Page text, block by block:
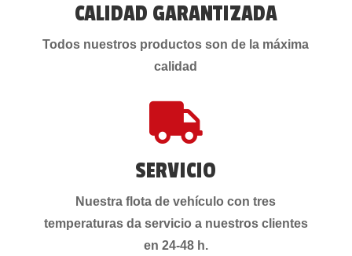
CALIDAD GARANTIZADA
Todos nuestros productos son de la máxima
calidad

SERVICIO
Nuestra flota de vehículo con tres
temperaturas da servicio a nuestros clientes
en 24-48 h.